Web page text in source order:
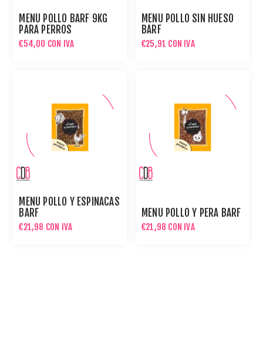
MENÚ POLLO BARF 9KG
PARA PERROS
€54,00 CON IVA
MENÚ POLLO SIN HUESO
BARF
€25,91 CON IVA
MENÚ POLLO Y ESPINACAS
BARF
€21,98 CON IVA
MENÚ POLLO Y PERA BARF
€21,98 CON IVA